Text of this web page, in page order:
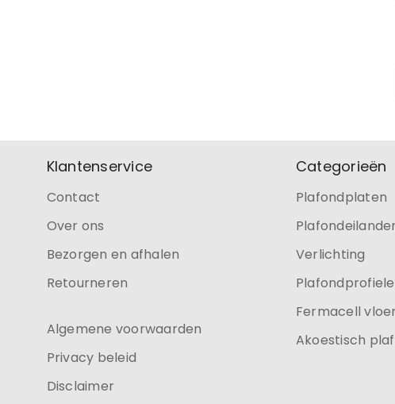
Klantenservice
Contact
Over ons
Bezorgen en afhalen
Retourneren
Algemene voorwaarden
Privacy beleid
Disclaimer
Categorieën
Plafondplaten
Verlichting
Fermacell
Akoestisch